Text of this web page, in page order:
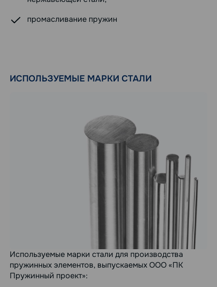
промасливание пружин
ИСПОЛЬЗУЕМЫЕ МАРКИ СТАЛИ
Используемые марки стали для производства
пружинных элементов, выпускаемых ООО «ПК
Пружинный проект»: